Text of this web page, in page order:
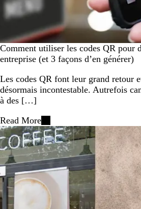
Comment utiliser les codes QR pour
entreprise (et 3 façons d’en générer)
Les codes QR font leur grand retour
désormais incontestable. Autrefois
à des […]
Read More